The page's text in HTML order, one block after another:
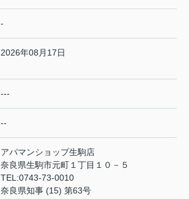
-
2026年08月17日
---
--
アパマンショップ生駒店
奈良県生駒市元町１丁目１０－５
TEL:0743-73-0010
奈良県知事 (15) 第63号